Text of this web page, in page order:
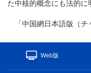
た中核的概念にも法的に
「中国網日本語版（
Web版